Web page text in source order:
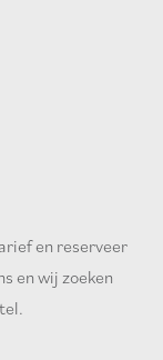
en reserveer
en wij zoeken